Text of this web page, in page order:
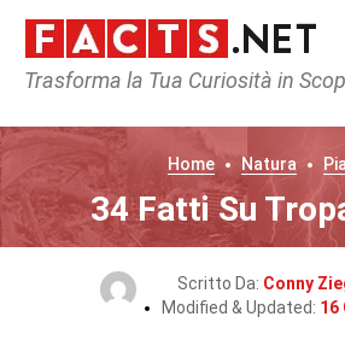
Trasforma la Tua Curiosità in
Home Natura
34 Fatti Su
Scritto Da: Conny
Modified & Updated: 16